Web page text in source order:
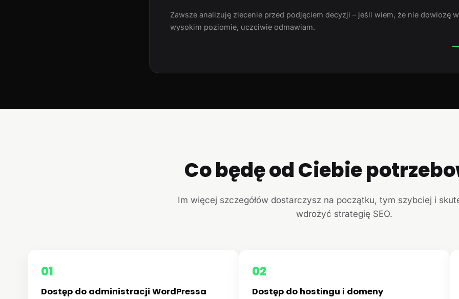
Zawsze analizuję zlecenie przed podjęciem decyzji – jeśli wiem, że nie dowiozę
wysokim poziomie, uczciwie odmawiam.
—
Co będę od Ciebie
Im więcej szczegółów dostarczysz na początku, tym szybciej i
wdrożyć strategię SEO.
01
Dostęp do administracji WordPressa
02
Dostęp do hostingu i domeny